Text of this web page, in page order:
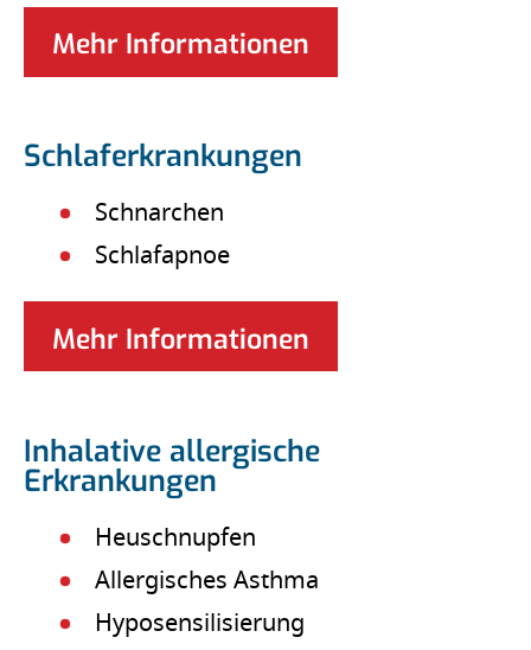
Mehr Informationen
Schlaferkrankungen
Schnarchen
Schlafapnoe
Mehr Informationen
Inhalative allergische
Erkrankungen
Heuschnupfen
Allergisches Asthma
Hyposensilisierung